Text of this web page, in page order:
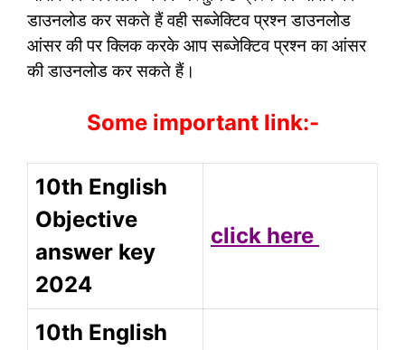
डाउनलोड कर सकते हैं वही सब्जेक्टिव प्रश्न डाउनलोड
आंसर की पर क्लिक करके आप सब्जेक्टिव प्रश्न का आंसर
की डाउनलोड कर सकते हैं।
Some important link:-
10th English
Objective
answer key
2024
click here
10th English